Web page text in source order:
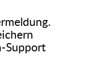
Support